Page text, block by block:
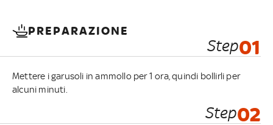
PREPARAZIONE
Step01
Mettere i garusoli in ammollo per 1 ora, quindi bollirli per
alcuni minuti.
Step02